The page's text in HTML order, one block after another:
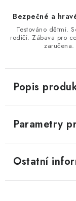
Bezpečné a
Testováno dětmi.
rodiči. Zábava pro
zaručena.
Popis
Parametry
Ostatní